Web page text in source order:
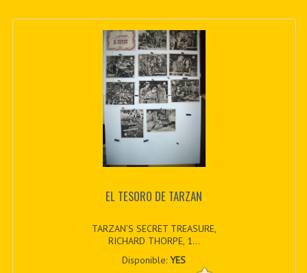
EL TESORO DE TARZAN
TARZAN’S SECRET TREASURE,
RICHARD THORPE, 1...
Disponible:YES